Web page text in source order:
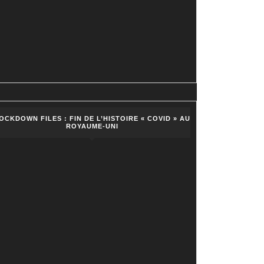
FILES : FIN DE L’HISTOIRE « COVID » AU
ROYAUME-UNI